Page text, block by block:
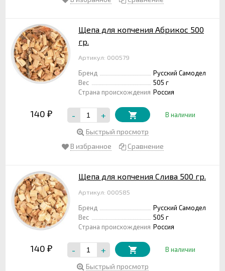
Щепа для копчения Абрикос 500
гр.
Артикул: 000579
Бренд
Русский Самодел
Вес
505 г
Страна происхождения Россия
140 ₽ - + В наличии
Быстрый просмотр
В избранное
Сравнение
Щепа для копчения Слива 500 гр.
Артикул: 000585
Бренд
Русский Самодел
Вес
505 г
Страна происхождения Россия
140 ₽ - + В наличии
Быстрый просмотр